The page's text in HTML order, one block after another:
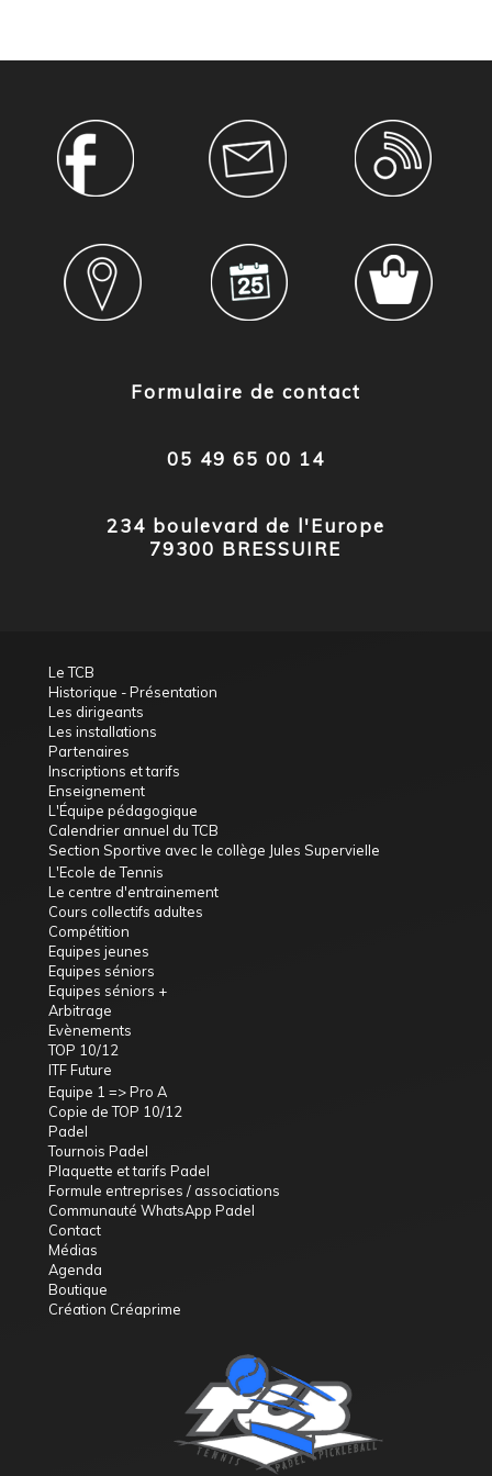
Formulaire de contact
05 49 65 00 14
234 boulevard de l'Europe
79300 BRESSUIRE
Le TCB
Historique - Présentation
Les dirigeants
Les installations
Partenaires
Inscriptions et tarifs
Enseignement
L'Équipe pédagogique
Calendrier annuel du TCB
Section Sportive avec le collège Jules Supervielle
L'Ecole de Tennis
Le centre d'entrainement
Cours collectifs adultes
Compétition
Equipes jeunes
Equipes séniors
Equipes séniors +
Arbitrage
Evènements
TOP 10/12
ITF Future
Equipe 1 => Pro A
Copie de TOP 10/12
Padel
Tournois Padel
Plaquette et tarifs Padel
Formule entreprises / associations
Communauté WhatsApp Padel
Contact
Médias
Agenda
Boutique
Création Créaprime